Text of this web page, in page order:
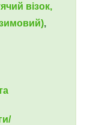
візок,
,